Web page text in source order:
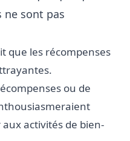
ne sont pas
que les récompenses
ou de
activités de bien-